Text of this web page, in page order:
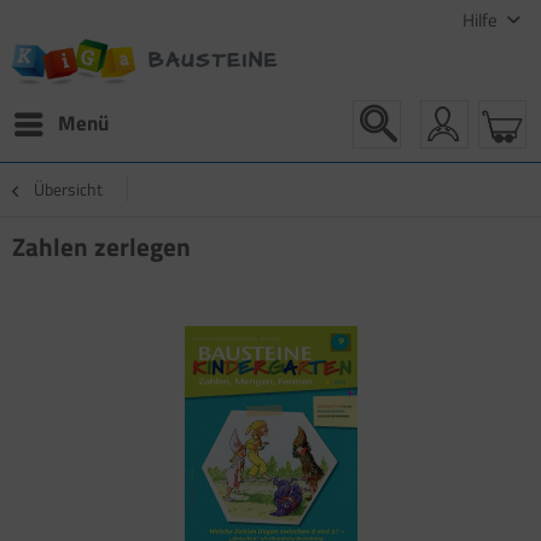
Hilfe
Menü
Übersicht
Zahlen zerlegen